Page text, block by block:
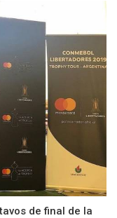
de final de la